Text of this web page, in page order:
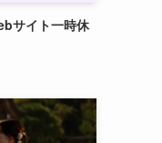
サイト一時休